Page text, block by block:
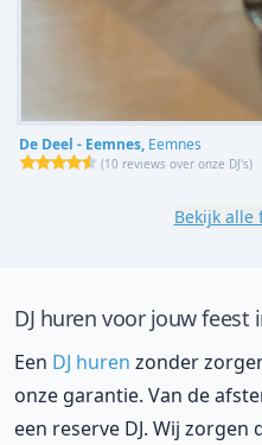
De Deel - Eemnes, Eemnes
(10 reviews over onze DJ's)
Bekijk alle
DJ huren voor jouw feest
Een DJ huren zonder
onze garantie. Van de
een reserve DJ. Wij